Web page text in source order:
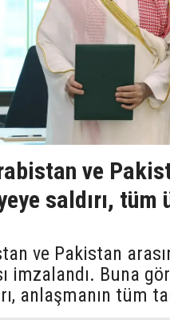
ve
saldırı, tüm
ve Pakistan
imzalandı. Buna
anlaşmanın tüm